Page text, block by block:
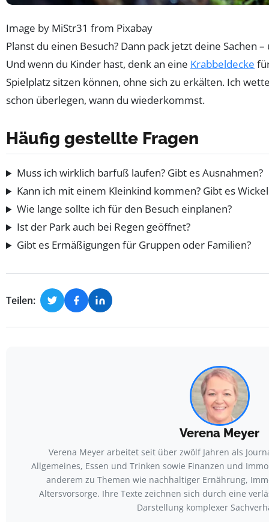
Image by MiStr31 from Pixabay
Planst du einen Besuch? Dann pack jetzt deine Sachen
Und wenn du Kinder hast, denk an eine Krabbeldecke
Spielplatz sitzen können, ohne sich zu erkälten. Ich
schon überlegen, wann du wiederkommst.
Häufig gestellte Fragen
Muss ich wirklich barfuß laufen? Gibt es Ausnahmen?
Kann ich mit einem Kleinkind kommen? Gibt es
Wie lange sollte ich für den Besuch einplanen?
Ist der Park auch bei Regen geöffnet?
Gibt es Ermäßigungen für Gruppen oder Familien?
Teilen:
Verena Meyer
Verena Meyer arbeitet seit über zwölf Jahren als
Allgemeines, Essen und Trinken sowie Finanzen und
anderem zu Themen wie nachhaltiger Ernährung,
Altersvorsorge. Ihre Texte zeichnen sich durch eine
Darstellung komplexer